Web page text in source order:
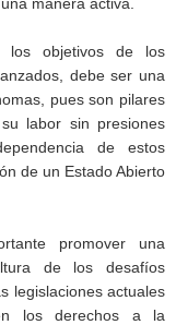
manera activa.
los objetivos de los
debe ser una
pues son pilares
labor sin presiones
de estos
de un Estado Abierto
promover una
de los desafíos
legislaciones actuales
los derechos a la